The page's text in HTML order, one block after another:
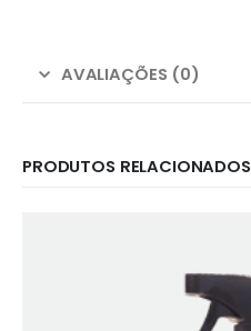
AVALIAÇÕES (0)
PRODUTOS RELACIONADOS